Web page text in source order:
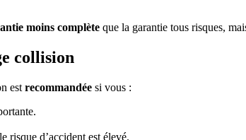
moins complète que la garantie tous risques,
collision
est recommandée si vous :
risque d’accident est élevé.